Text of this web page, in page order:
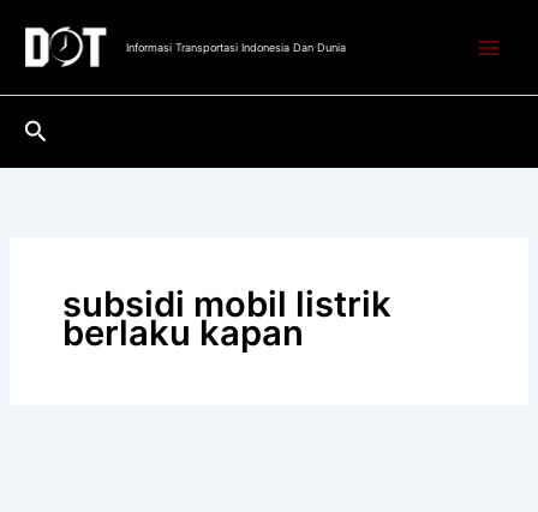
konten
Informasi Transportasi Indonesia Dan Dunia
Cari
subsidi mobil listrik
berlaku kapan